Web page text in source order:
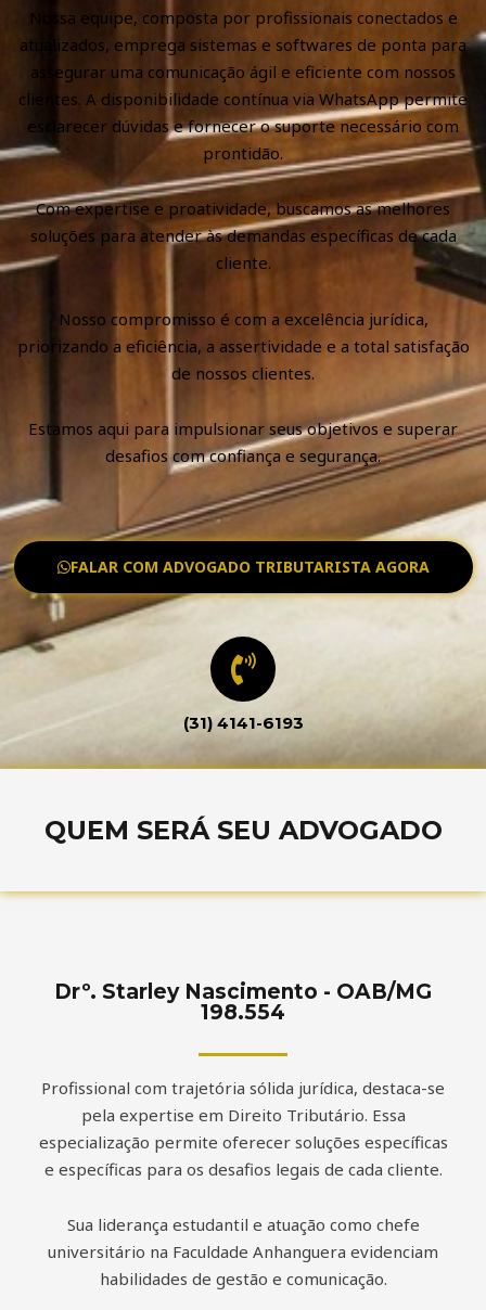
Nossa equipe, composta por profissionais conectados e
atualizados, emprega sistemas e softwares de ponta para
assegurar uma comunicação ágil e eficiente com nossos
clientes. A disponibilidade contínua via WhatsApp permite
esclarecer dúvidas e fornecer o suporte necessário com
prontidão.
Com expertise e proatividade, buscamos as melhores
soluções para atender às demandas específicas de cada
cliente.
Nosso compromisso é com a excelência jurídica,
priorizando a eficiência, a assertividade e a total satisfação
de nossos clientes.
Estamos aqui para impulsionar seus objetivos e superar
desafios com confiança e segurança.
FALAR COM ADVOGADO TRIBUTARISTA AGORA
(31) 4141-6193
QUEM SERÁ SEU ADVOGADO
Drº. Starley Nascimento - OAB/MG
198.554
Profissional com trajetória sólida jurídica, destaca-se
pela expertise em Direito Tributário. Essa
especialização permite oferecer soluções específicas
e específicas para os desafios legais de cada cliente.
Sua liderança estudantil e atuação como chefe
universitário na Faculdade Anhanguera evidenciam
habilidades de gestão e comunicação.